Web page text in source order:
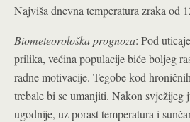
Najviša dnevna temperatura zraka od
Biometeorološka prognoza: Pod
prilika, većina populacije biće boljeg
radne motivacije. Tegobe kod
trebale bi se umanjiti. Nakon svježijeg
ugodnije, uz porast temperatura i